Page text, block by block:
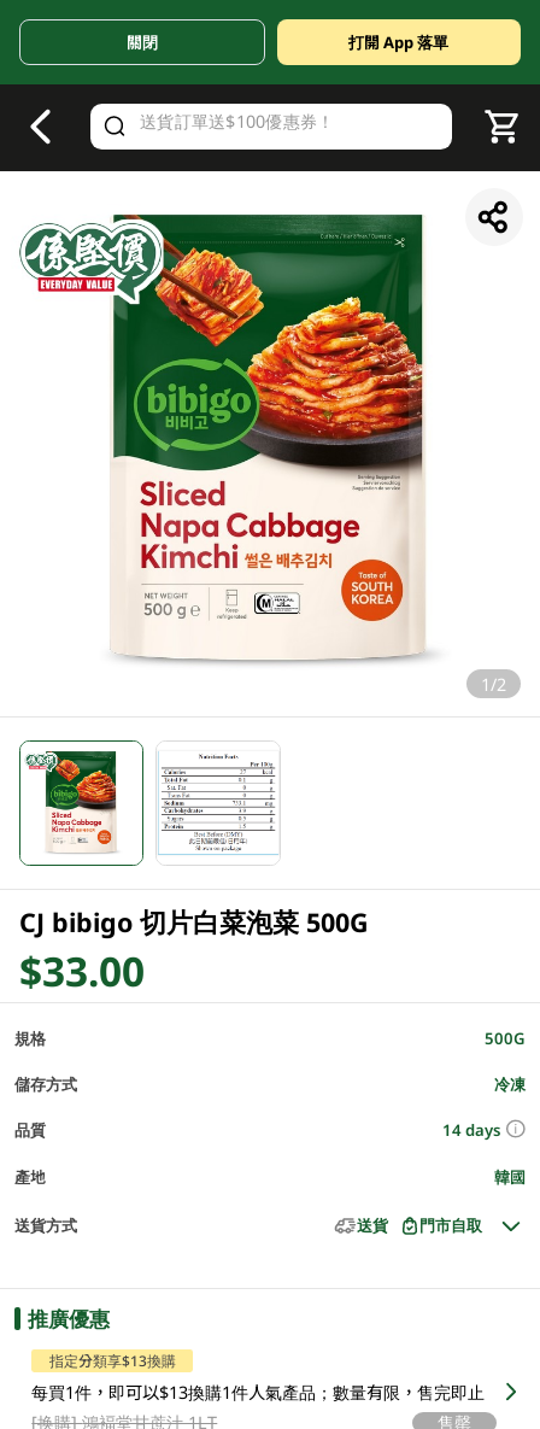
Valid Until 30 June 2026
關閉 打開 App 落單
1/2
CJ bibigo 切片白菜泡菜 500G
$33.00
規格 500G
儲存方式 冷凍
品質 14 days
產地 韓國
送貨方式 送貨 門市自取
推廣優惠
指定分類享$13換購
每買1件，即可以$13換購1件人氣產品；數量有限，售完即止
[换購]鴻褔堂甘蔗汁 1LT 售罄